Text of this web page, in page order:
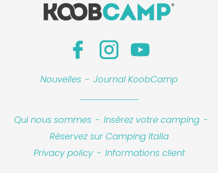
Nouvelles - Journal KoobCamp
Qui nous sommes - Insérez votre camping -
Réservez sur Camping Italia
Privacy policy - Informations client